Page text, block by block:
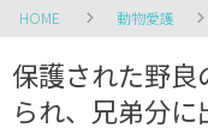
HOME 動物愛護
保護された野
られ、兄弟分に